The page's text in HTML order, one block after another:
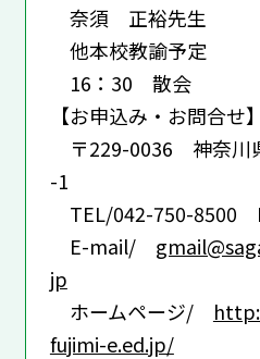
奈須 正裕先生
他本校教諭予定
16：30 散会
【お申込み・お問合せ】
〒229-0036 神奈川
-1
TEL/042-750-8500
E-mail/
jp
ホームページ/
fujimi-e.ed.jp/